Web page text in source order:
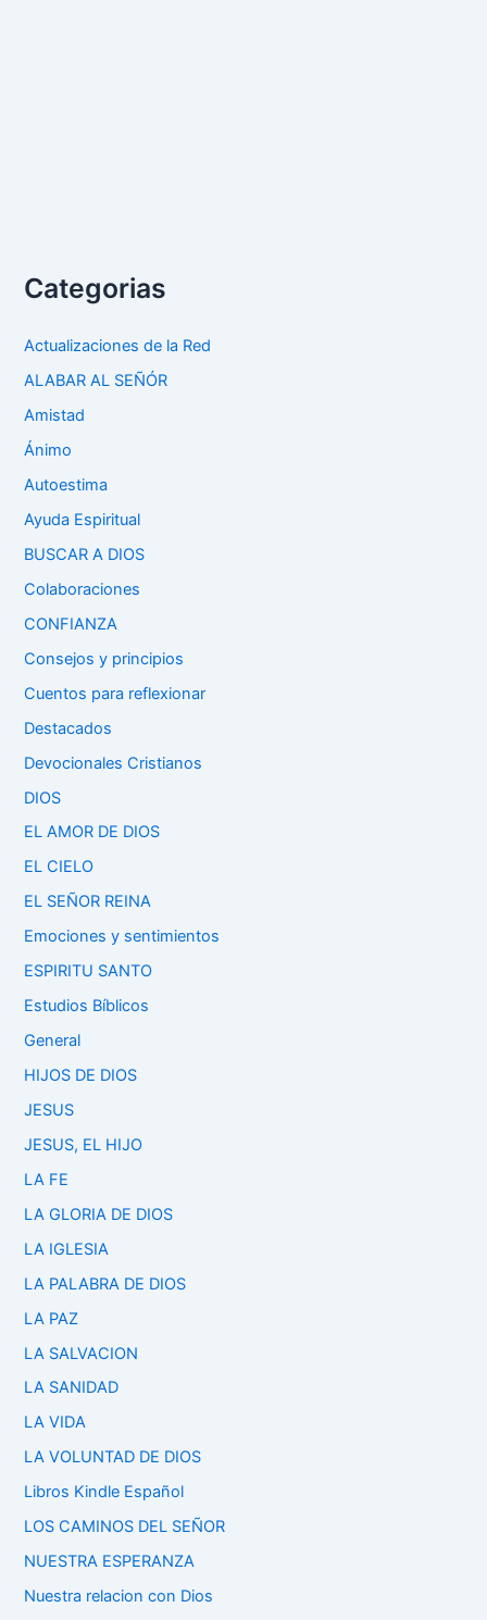
Categorias
Actualizaciones de la Red
ALABAR AL SEÑÓR
Amistad
Ánimo
Autoestima
Ayuda Espiritual
BUSCAR A DIOS
Colaboraciones
CONFIANZA
Consejos y principios
Cuentos para reflexionar
Destacados
Devocionales Cristianos
DIOS
EL AMOR DE DIOS
EL CIELO
EL SEÑOR REINA
Emociones y sentimientos
ESPIRITU SANTO
Estudios Bíblicos
General
HIJOS DE DIOS
JESUS
JESUS, EL HIJO
LA FE
LA GLORIA DE DIOS
LA IGLESIA
LA PALABRA DE DIOS
LA PAZ
LA SALVACION
LA SANIDAD
LA VIDA
LA VOLUNTAD DE DIOS
Libros Kindle Español
LOS CAMINOS DEL SEÑOR
NUESTRA ESPERANZA
Nuestra relacion con Dios